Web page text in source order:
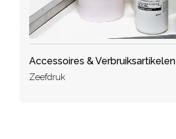
Accessoires & Verbruiksartikelen
Zeefdruk